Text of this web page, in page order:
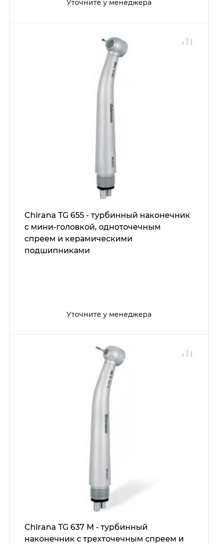
Уточните у менеджера
Chirana TG 655 - турбинный наконечник
с мини-головкой, одноточечным
спреем и керамическими
подшипниками
Уточните у менеджера
Chirana TG 637 M - турбинный
наконечник с трехточечным спреем и